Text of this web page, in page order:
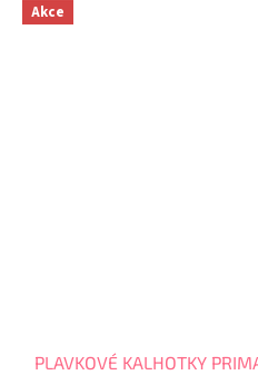
Akce
PLAVKOVÉ KALHOTKY